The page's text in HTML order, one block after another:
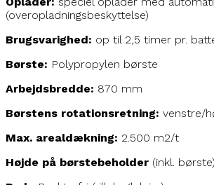
(overopladningsbeskyttelse)
Brugsvarighed: op til 2,5 timer pr.
Børste: Polypropylen børste
Arbejdsbredde: 870 mm
Børstens rotationsretning: venstre/
Max. arealdækning: 2.500 m2/t
Højde på børstebeholder (inkl.